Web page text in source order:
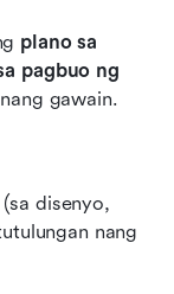
plano sa
pagbuo ng
gawain.
disenyo,
nang